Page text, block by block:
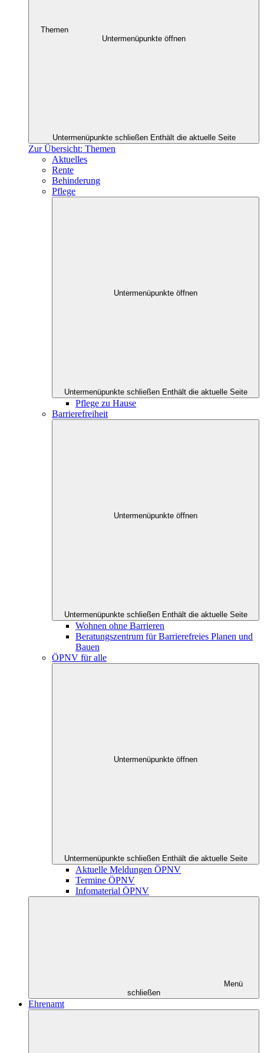
Themen
Untermenüpunkte öffnen
Untermenüpunkte schließen Enthält die aktuelle Seite
Zur Übersicht: Themen
Aktuelles
Rente
Behinderung
Pflege
Untermenüpunkte öffnen
Untermenüpunkte schließen Enthält die aktuelle Seite
Pflege zu Hause
Barrierefreiheit
Untermenüpunkte öffnen
Untermenüpunkte schließen Enthält die aktuelle Seite
Wohnen ohne Barrieren
Beratungszentrum für Barrierefreies Planen und
Bauen
ÖPNV für alle
Untermenüpunkte öffnen
Untermenüpunkte schließen Enthält die aktuelle Seite
Aktuelle Meldungen ÖPNV
Termine ÖPNV
Infomaterial ÖPNV
Menü
schließen
Ehrenamt